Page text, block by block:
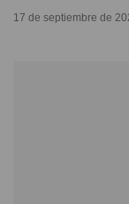
17 de septiembre de